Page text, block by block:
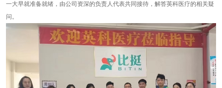
一大早就准备就绪，由公司资深的负责人代表共同接待，解答英科医疗的相关疑
问。